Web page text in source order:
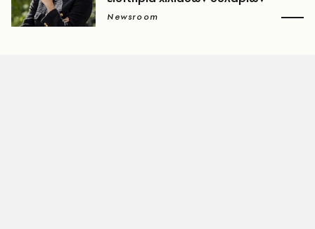
Newsroom